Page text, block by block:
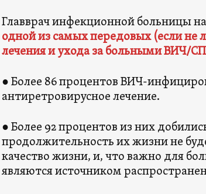
Главврач инфекционной больницы
одной из самых передовых (если не
лечения и ухода за больными ВИЧ/
● Более 86 процентов ВИЧ-
антиретровирусное лечение.
● Более 92 процентов из них
продолжительность их жизни не
качество жизни, и, что важно для
являются источником